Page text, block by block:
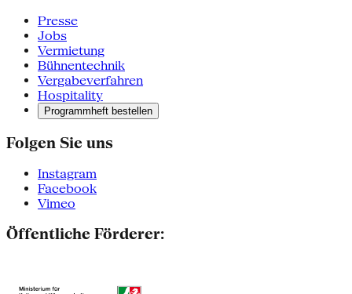
Presse
Jobs
Vermietung
Bühnentechnik
Vergabeverfahren
Hospitality
Programmheft bestellen
Folgen Sie uns
Instagram
Facebook
Vimeo
Öffentliche Förderer: